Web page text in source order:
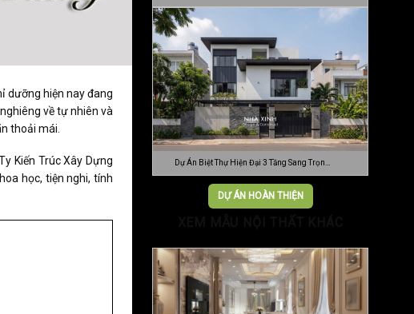
dưỡng hiện nay đang
về tự nhiên và
thoải mái.
Kiến Trúc Xây Dựng
học, tiện nghi, tính
Dự Án Biệt Thự Hiện Đại 3 Tầng Sang Trọn…
DỰ ÁN HOÀN THIỆN